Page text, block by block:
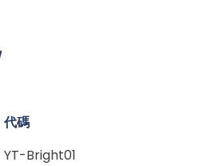
代碼
YT-Bright01